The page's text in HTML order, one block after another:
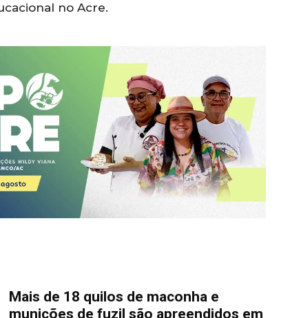
no Acre.
Mais de 18 quilos de maconha e
munições de fuzil são apreendidos em